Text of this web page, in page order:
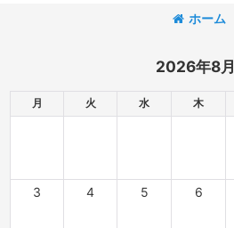
ホーム
2026年8月
月 火 水 木
3 4 5 6